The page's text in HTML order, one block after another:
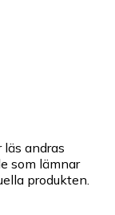
andras
som lämnar
produkten.